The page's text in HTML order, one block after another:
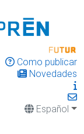
Como publicar
Novedades
Español